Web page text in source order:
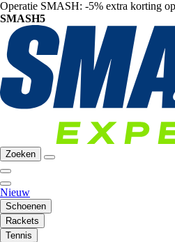
Operatie SMASH: -5% extra korting
SMASH5
Zoeken
Nieuw
Schoenen
Rackets
Tennis